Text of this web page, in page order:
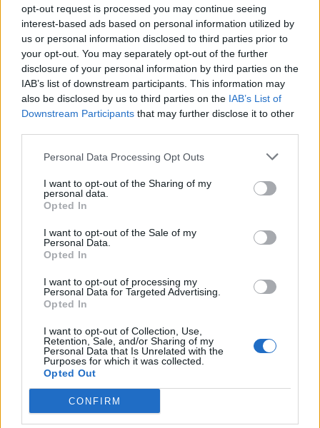
opt-out request is processed you may continue seeing
interest-based ads based on personal information utilized by
us or personal information disclosed to third parties prior to
your opt-out. You may separately opt-out of the further
disclosure of your personal information by third parties on the
IAB’s list of downstream participants. This information may
also be disclosed by us to third parties on the IAB’s List of
Downstream Participants that may further disclose it to other
Personal Data Processing Opt Outs
I want to opt-out of the Sharing of my
personal data.
Opted In
I want to opt-out of the Sale of my
Personal Data.
Opted In
I want to opt-out of processing my
Personal Data for Targeted Advertising.
Opted In
I want to opt-out of Collection, Use,
Retention, Sale, and/or Sharing of my
Personal Data that Is Unrelated with the
Purposes for which it was collected.
Opted Out
CONFIRM
Rrëfimi i Rudina Dembacaj
për vajzat e
bashkëshortit: Njëra më
fshin lotët, tjetra më mban
dorën…
11:35 / 17/03/2024
Aktorja shqiptare rrëfen
historinë tronditëse të
abuzimit të saj dhe të
bijës: Më ra qielli mbi kokë
schedule 11:34 / 15/03/2024
Rrëfimi prekës i Vesës:
Djali më vdiq 4 muajsh,
pasi ndërroi jetë u
kërkova infermiereve ta
përqafoja dhe…
09:51 / 01/03/2024
trondit gazetarja: Motra e
p*rdhunuesit më tha hiq
“Kam fjetur me më shumë
se 300 burra”, 26-vjeçarja:
fëmijë tjetër? Fevziu